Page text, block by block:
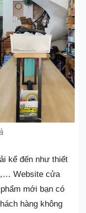
kể đến như thiết
Website cửa
mới bạn có
hàng không